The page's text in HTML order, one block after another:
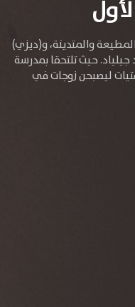
والمتدينة، و(ديزي)
حيث تلتحقا بمدرسة
ليصبحن زوجات في